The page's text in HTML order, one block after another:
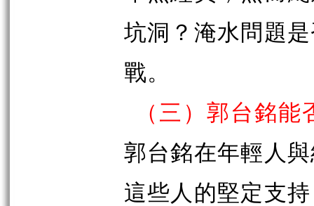
坑洞？淹水問題
戰。
（三）郭台銘
郭台銘在年輕人
這些人的堅定支